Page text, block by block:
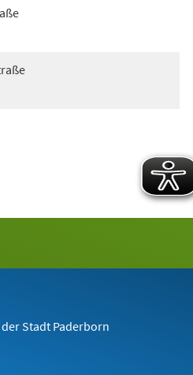
Stadt Paderborn